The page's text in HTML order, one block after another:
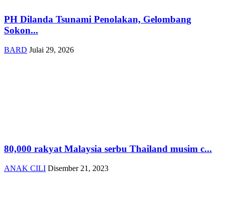
PH Dilanda Tsunami Penolakan, Gelombang
Sokon...
BARD Julai 29, 2026
80,000 rakyat Malaysia serbu Thailand musim c...
ANAK CILI Disember 21, 2023